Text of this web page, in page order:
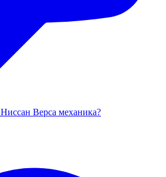
Верса механика?